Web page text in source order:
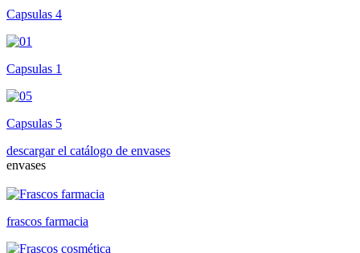
Capsulas 4
Capsulas 1
Capsulas 5
descargar el catálogo de envases
envases
frascos farmacia